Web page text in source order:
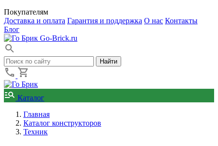
Покупателям
Доставка и оплата Гарантия и поддержка О нас Контакты
Блог
Go-Brick.ru
Каталог
Главная
Каталог конструкторов
Техник